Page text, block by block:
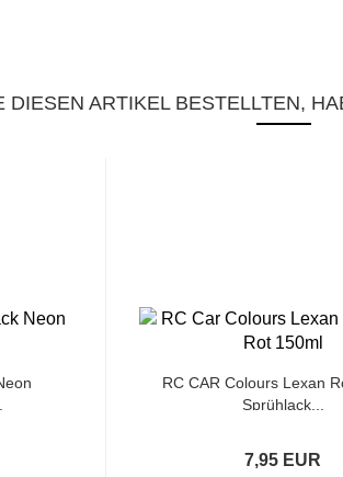
DIESEN ARTIKEL BESTELLTEN,
RC CAR Colours Lexan
Sprühlack...
7,95 EUR